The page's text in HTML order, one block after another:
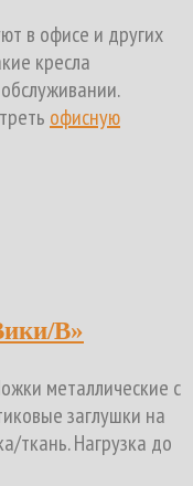
в офисе и других
кресла
офисную
B»
металлические с
заглушки на
ткань. Нагрузка до